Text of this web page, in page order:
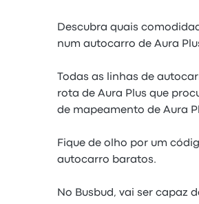
Descubra quais
num autocarro de Aura
Todas as linhas de
rota de Aura Plus que
de mapeamento de Aura
Fique de olho por um
autocarro baratos.
No Busbud, vai ser capaz